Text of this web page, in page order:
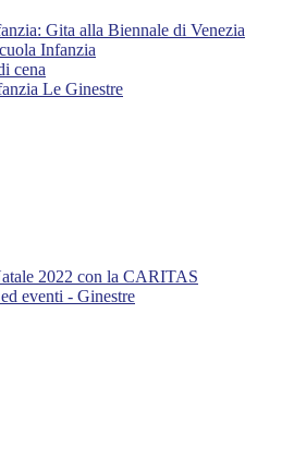
Gita alla Biennale di Venezia
Infanzia
cena
Le Ginestre
2022 con la CARITAS
eventi - Ginestre